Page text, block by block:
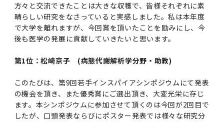
第3回『知と癒しの匠の創造者たち』
（第３期中期目標期間中）年度計画・年度評価
等について
及び「複数学士号」に関する実施細目
東京医科歯科大学規則集
その他の情報公開
研究不正の防止
会計監査人候補者の決定について
ジョン推進宣言／基本方針／アクション・プラ
ン
女性活躍推進法による一般事業主行動計画
次世代育成支援対策推進法による一般事業主行
動計画
障がいのある学生のサポートについて
研究テーマ検索システム
学生保険制度について
卒業後の進路データ
サークル紹介
大学祭
入試説明会
キャンパス見学 ※現在は受け付けておりませ
キャンパス紹介
Call for Applications to Science Tokyo
SPRING（MD）Program for the 2024
(*Autumn admission)
令和６年度（２０２４年度）総合知と癒しの次
世代フロントランナー育成プログラム（医歯学
系）「Science Tokyo SPRING (医歯学系)」
高等教育の修学支援制度
証明書関係
医学部在学生
修学上の支援について
文部科学省からのお知らせ
令和７年度（２０２５年度）新入生向けPC購
入推奨仕様書
学内就職支援イベント
就職支援サイトリンク集
わくわく保育園
国立美術館キャンパスメンバーズ
置（湯島地区）Class Cancellation Measures
due to Natural Disasters, such as
Typhoons, and Transportation
Cancellation (for the Yushima area)
新入学の大学院生へ To New Graduate
Students
分野構成
医歯学総合研究科博士課程医歯学系専攻履修要
項（シラバス）
博士課程 生命理工医療科学専攻トップ
概要
医歯学総合研究科博士課程生命理工学系専攻履
修要項（シラバス）
履修要項（大学院シラバス）
年報
2024年（25.7MB）
セミナー・特別講義
統合教育機構学務企画課
設置計画履行状況報告書
年報
年報トップ
医科（医系診療部門）
M&Dデータ科学センター
統合教育機構トップ
医学・歯学分野における数理・データサイエン
ス・AI教育開発事業
統合研究機構・統合イノベーション機構
統合研究機構・統合イノベーション機構トップ
オープンイノベーションセンター
各種委員会関係(学内専用)
臨床研究法における臨床研究の利益相反管理に
ついて
ヒトES細胞倫理審査委員会
利益相反に関する説明会資料(ダウンロード)(学
内専用)
方々と交流できたことは大きな収穫で、皆様それぞれに素
晴らしい研究をなさっていると実感しました。私は本年度
で大学を離れますが、今回賞を頂いたことを励みにし、今
後も医学の発展に貢献していきたいと思います。
第1位：松崎京子 (病態代謝解析学分野・助教)
このたびは、第9回若手インスパイアシンポジウムにて発表
の機会を頂き、また優秀賞にご選出頂き、大変光栄に存じ
ます。本シンポジウムに参加させて頂くのは今回が2回目で
したが、口頭発表ならびにポスター発表では様々な研究分